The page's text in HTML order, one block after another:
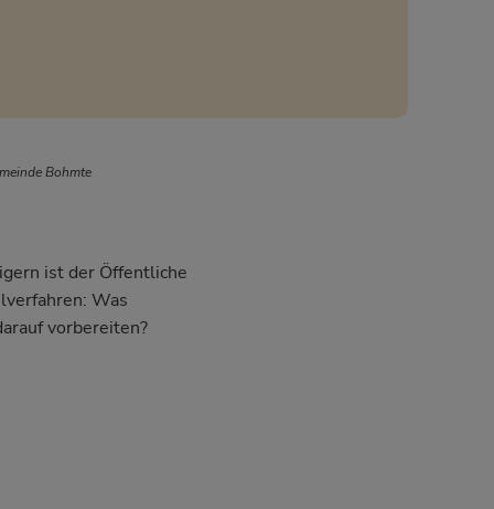
Bohmte
ist der Öffentliche
Was
vorbereiten?